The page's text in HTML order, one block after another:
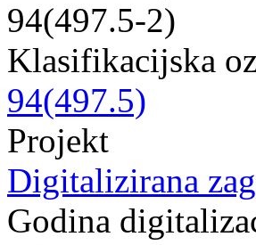
94(497.5-2)
Klasifikacijska
94(497.5)
Projekt
Digitalizirana
Godina